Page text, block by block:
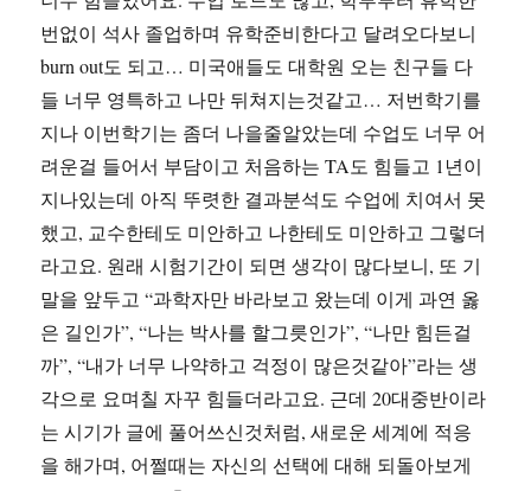
번없이 석사 졸업하며 유학준비한다고 달려오다보니
burn out도 되고… 미국애들도 대학원 오는 친구들 다
들 너무 영특하고 나만 뒤쳐지는것같고… 저번학기를
지나 이번학기는 좀더 나을줄알았는데 수업도 너무 어
려운걸 들어서 부담이고 처음하는 TA도 힘들고 1년이
지나있는데 아직 뚜렷한 결과분석도 수업에 치여서 못
했고, 교수한테도 미안하고 나한테도 미안하고 그렇더
라고요. 원래 시험기간이 되면 생각이 많다보니, 또 기
말을 앞두고 “과학자만 바라보고 왔는데 이게 과연 옳
은 길인가”, “나는 박사를 할그릇인가”, “나만 힘든걸
까”, “내가 너무 나약하고 걱정이 많은것같아”라는 생
각으로 요며칠 자꾸 힘들더라고요. 근데 20대중반이라
는 시기가 글에 풀어쓰신것처럼, 새로운 세계에 적응
을 해가며, 어쩔때는 자신의 선택에 대해 되돌아보게